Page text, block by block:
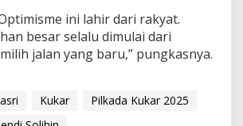
ini lahir dari rakyat.
besar selalu dimulai dari
jalan yang baru,” pungkasnya.
Kukar
Pilkada Kukar 2025